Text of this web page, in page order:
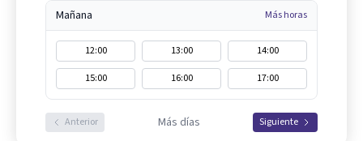
Mañana Más horas
12:00 13:00
14:00
15:00
16:00 17:00
Anterior Más días Siguiente